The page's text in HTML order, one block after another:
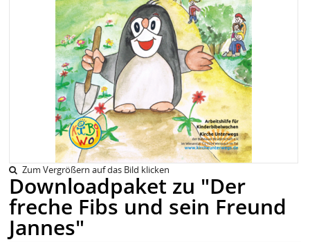
Zum Vergrößern auf das Bild klicken
Downloadpaket zu "Der
freche Fibs und sein Freund
Jannes"